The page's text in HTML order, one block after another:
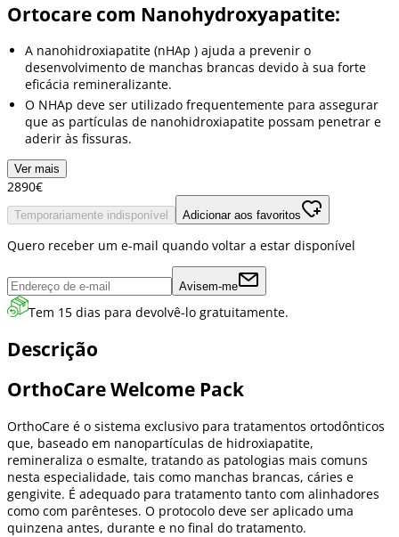
Ortocare com Nanohydroxyapatite:
A nanohidroxiapatite (nHAp ) ajuda a prevenir o
desenvolvimento de manchas brancas devido à sua forte
eficácia remineralizante.
O NHAp deve ser utilizado frequentemente para assegurar
que as partículas de nanohidroxiapatite possam penetrar e
aderir às fissuras.
Ver mais
2890€
Temporariamente indisponível Adicionar aos favoritos
Quero receber um e-mail quando voltar a estar disponível
Avisem-me
Tem 15 dias para devolvê-lo gratuitamente.
Descrição
OrthoCare Welcome Pack
OrthoCare é o sistema exclusivo para tratamentos ortodônticos
que, baseado em nanopartículas de hidroxiapatite,
remineraliza o esmalte, tratando as patologias mais comuns
nesta especialidade, tais como manchas brancas, cáries e
gengivite. É adequado para tratamento tanto com alinhadores
como com parênteses. O protocolo deve ser aplicado uma
quinzena antes, durante e no final do tratamento.